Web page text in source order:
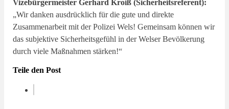
Vizebürgermeister Gerhard Kroiß (Sicherheitsreferent):
„Wir danken ausdrücklich für die gute und direkte
Zusammenarbeit mit der Polizei Wels! Gemeinsam können wir
das subjektive Sicherheitsgefühl in der Welser Bevölkerung
durch viele Maßnahmen stärken!“
Teile den Post